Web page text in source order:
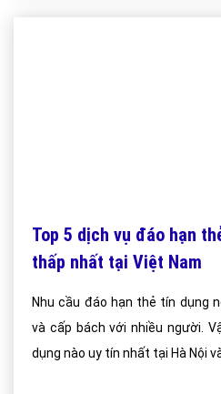
Top 5 dịch vụ đáo hạn
thấp nhất tại Việt Nam
Nhu cầu đáo hạn thẻ tín dụng
và cấp bách với nhiều người.
dụng nào uy tín nhất tại Hà Nội